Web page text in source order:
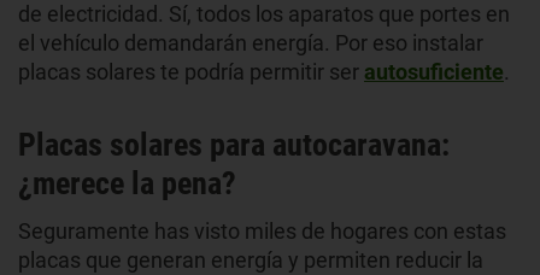
de electricidad. Sí, todos los aparatos que portes en
el vehículo demandarán energía. Por eso instalar
placas solares te podría permitir ser autosuficiente.
Placas solares para autocaravana:
¿merece la pena?
Seguramente has visto miles de hogares con estas
placas que generan energía y permiten reducir la